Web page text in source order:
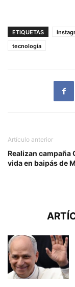
ETIQUETAS
tecnología
Artículo anterior
Realizan campaña
vida en baipás de